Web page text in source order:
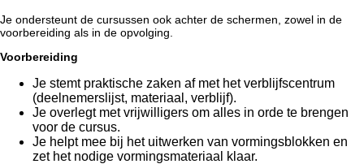
Je ondersteunt de cursussen ook achter de schermen, zowel in de
voorbereiding als in de opvolging.
Voorbereiding
Je stemt praktische zaken af met het verblijfscentrum
(deelnemerslijst, materiaal, verblijf).
Je overlegt met vrijwilligers om alles in orde te brengen
voor de cursus.
Je helpt mee bij het uitwerken van vormingsblokken en
zet het nodige vormingsmateriaal klaar.